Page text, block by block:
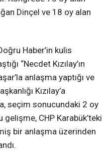
Dinçel ve 18 oy alan
Haber’in kulis
“Necdet Kızılay’ın
anlaşma yaptığı ve
Kızılay’a
seçim sonucundaki 2 oy
CHP Karabük’teki
bir anlaşma üzerinden